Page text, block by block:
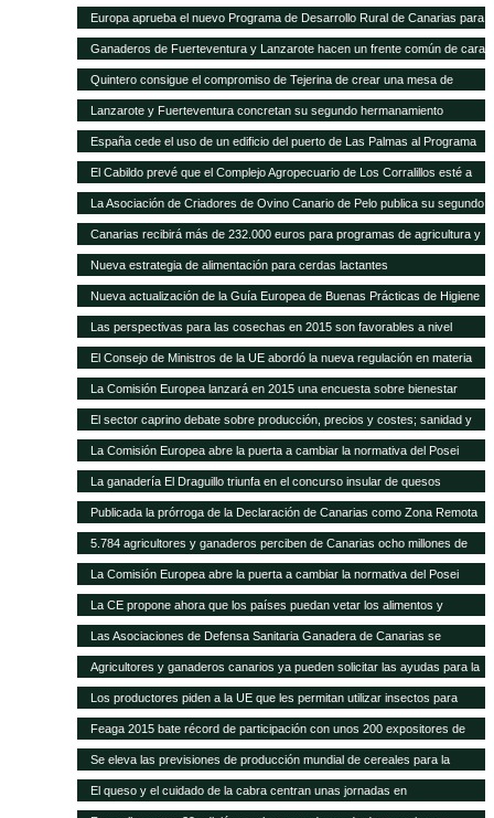
internacional del Programa Mundial de Alimentos
Europa aprueba el nuevo Programa de Desarrollo Rural de Canarias para
2014-2020
Ganaderos de Fuerteventura y Lanzarote hacen un frente común de cara
a la modificación del POSEI-2016
Quintero consigue el compromiso de Tejerina de crear una mesa de
trabajo para analizar la ficha adicional del POSEI
Lanzarote y Fuerteventura concretan su segundo hermanamiento
ganadero
España cede el uso de un edificio del puerto de Las Palmas al Programa
Mundial de Alimentos
El Cabildo prevé que el Complejo Agropecuario de Los Corralillos esté a
pleno rendimiento en un año
La Asociación de Criadores de Ovino Canario de Pelo publica su segundo
Catálogo de Sementales
Canarias recibirá más de 232.000 euros para programas de agricultura y
ganadería
Nueva estrategia de alimentación para cerdas lactantes
Nueva actualización de la Guía Europea de Buenas Prácticas de Higiene
para cereales y oleaginosas
Las perspectivas para las cosechas en 2015 son favorables a nivel
mundial, pero persisten puntos críticos de inseguridad alimentaria
El Consejo de Ministros de la UE abordó la nueva regulación en materia
de sanidad animal
La Comisión Europea lanzará en 2015 una encuesta sobre bienestar
animal
El sector caprino debate sobre producción, precios y costes; sanidad y
comercialización
La Comisión Europea abre la puerta a cambiar la normativa del Posei
La ganadería El Draguillo triunfa en el concurso insular de quesos
Publicada la prórroga de la Declaración de Canarias como Zona Remota
a efectos de la eliminación de subproductos SANDACH hasta junio de
2018
5.784 agricultores y ganaderos perciben de Canarias ocho millones de
euros en ayudas adicionales POSEI
La Comisión Europea abre la puerta a cambiar la normativa del Posei
La CE propone ahora que los países puedan vetar los alimentos y
piensos transgénicos
Las Asociaciones de Defensa Sanitaria Ganadera de Canarias se
reunirán anualmente en la Feria de Fuerteventura
Agricultores y ganaderos canarios ya pueden solicitar las ayudas para la
contratación de seguros agrarios
Los productores piden a la UE que les permitan utilizar insectos para
fabricar piensos
Feaga 2015 bate récord de participación con unos 200 expositores de
empresas, productores locales y gastronomía tradicional
Se eleva las previsiones de producción mundial de cereales para la
campaña 2014-2015
El queso y el cuidado de la cabra centran unas jornadas en
Fuerteventura